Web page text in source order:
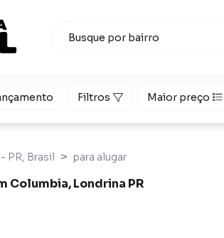
Filtros Maior preço
PR, Brasil para alugar
Columbia, Londrina PR